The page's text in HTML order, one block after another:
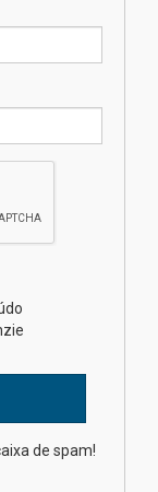
é
com
ressalta
e
do câncer
de spam!